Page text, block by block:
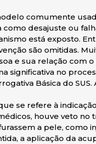
comumente
como desajuste ou
está exposto.
são omitidas.
e sua relação com
significativa no
Básica do SUS.
se refere à
houve veto no
a pele, como
a aplicação da